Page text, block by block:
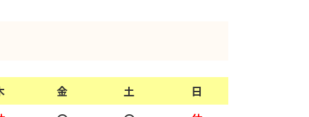
金 土 日